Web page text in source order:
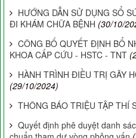
HƯỚNG DẪN SỬ DỤNG SỔ
ĐI KHÁM CHỮA BỆNH (30/10/
CÔNG BỐ QUYẾT ĐỊNH BỔ
KHOA CẤP CỨU - HSTC - TNT
HÀNH TRÌNH ĐIỀU TRỊ GÃY
(29/10/2024)
THÔNG BÁO TRIỆU TẬP THÍ
Quyết định phê duyệt danh